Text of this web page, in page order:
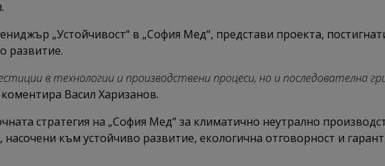
„Устойчивост“ в „София Мед“, представи проекта,
развитие.
в технологии и производствени процеси, но и последователна
Васил Харизанов.
стратегия на „София Мед“ за климатично неутрално
към устойчиво развитие, екологична отговорност и